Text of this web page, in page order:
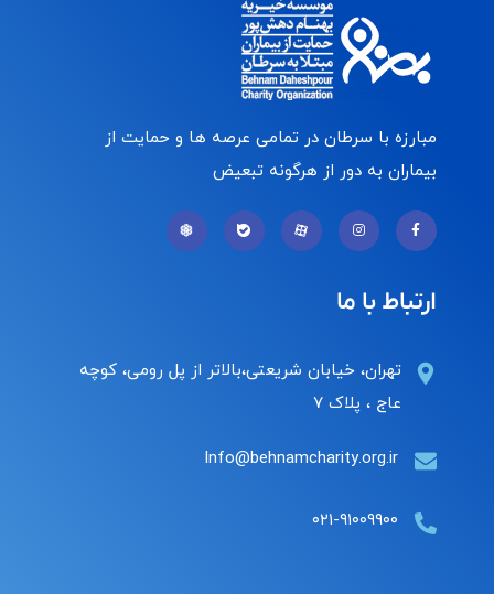
مبارزه با سرطان در تمامی عرصه ها و حمایت از
بیماران به دور از هرگونه تبعیض
ارتباط با ما
تهران، خیابان شریعتی،بالاتر از پل رومی، کوچه
عاج ، پلاک ۷
Info@behnamcharity.org.ir
۰۲۱-۹۱۰۰۹۹۰۰